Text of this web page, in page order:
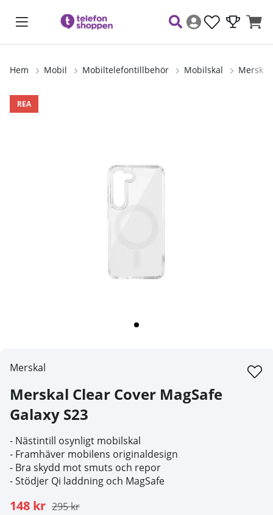
Hem Mobil Mobiltelefontillbehör Mobilskal Merskal
REA
Produktbilder
Merskal
Merskal Clear Cover MagSafe
Galaxy S23
- Nästintill osynligt mobilskal
- Framhäver mobilens originaldesign
- Bra skydd mot smuts och repor
- Stödjer Qi laddning och MagSafe
148 kr 295 kr